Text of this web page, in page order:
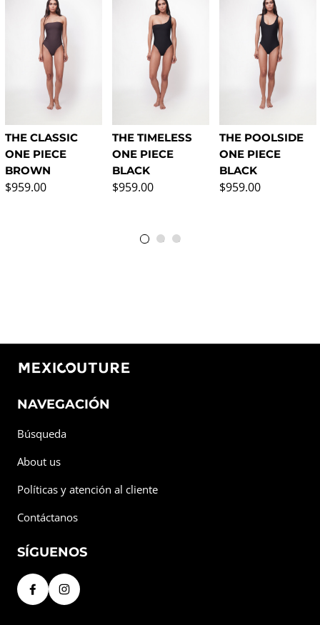
THE CLASSIC
ONE PIECE
BROWN
Precio normal
$959.00
THE TIMELESS
ONE PIECE
BLACK
Precio normal
$959.00
THE POOLSIDE
ONE PIECE
BLACK
Precio normal
$959.00
NAVEGACIÓN
Búsqueda
About us
Políticas y atención al cliente
Contáctanos
SÍGUENOS